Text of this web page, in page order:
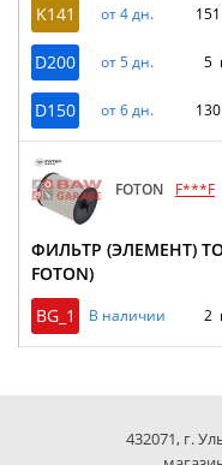
K141 от 4 дн.
D200 от 5 дн. 5
D150 от 6 дн.
FOTON F***F
ФИЛЬТР (ЭЛЕМЕНТ)
FOTON)
BG_1
В наличии 2
432071, г.